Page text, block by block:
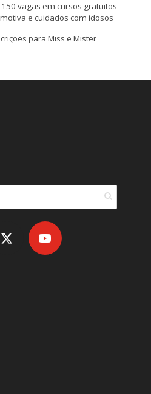
vagas em cursos gratuitos
e cuidados com idosos
para Miss e Mister